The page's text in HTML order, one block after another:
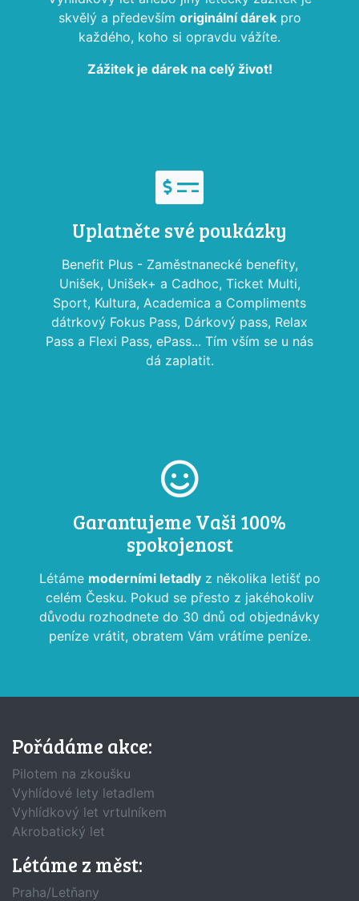
skvělý a především originální dárekpro
každého, koho si opravdu vážíte.
Zážitek je dárek na celý život!
Uplatněte své poukázky
Benefit Plus - Zaměstnanecké benefity,
Unišek, Unišek+ a Cadhoc, Ticket Multi,
Sport, Kultura, Academica a Compliments
dátrkový Fokus Pass, Dárkový pass, Relax
Pass a Flexi Pass, ePass... Tím vším se u nás
dá zaplatit.
Garantujeme Vaši 100%
spokojenost
Létáme moderními letadlyz několika letišť po
celém Česku. Pokud se přesto z jakéhokoliv
důvodu rozhodnete do 30 dnů od objednávky
peníze vrátit, obratem Vám vrátíme peníze.
Pořádáme akce:
Pilotem na zkoušku
Vyhlídové lety letadlem
Vyhlídkový let vrtulníkem
Akrobatický let
Létáme z měst:
Praha/Letňany